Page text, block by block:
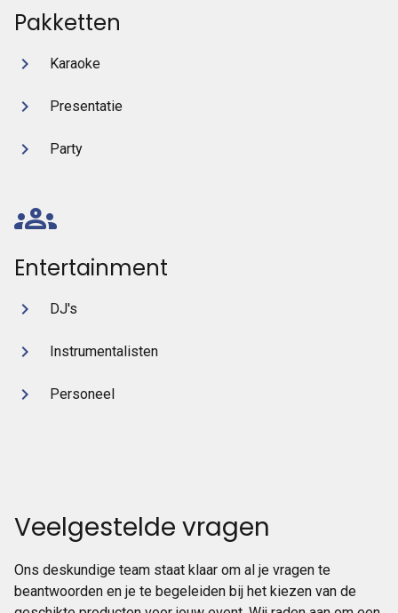
Pakketten
Karaoke
Presentatie
Party
groups
Entertainment
DJ's
Instrumentalisten
Personeel
Veelgestelde vragen
Ons deskundige team staat klaar om al je vragen te
beantwoorden en je te begeleiden bij het kiezen van de